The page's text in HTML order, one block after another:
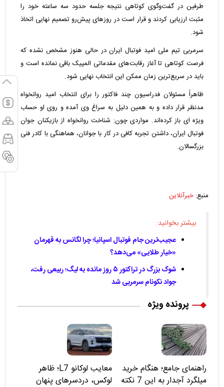
طرفین در گفت‌وگوی کوتاهی نتیجه جلسه حدود سه ساعته خود را
مثبت ارزیابی کردند و قرار است در روزهای پیش‌رو تصمیم نهایی اتخاذ
شود.
سرمربی تیم ملی امید فوتبال ایران در حالی هنوز مشخص نشده که
فرصت کوتاهی تا آغاز رقابت‌های مقدماتی المپیک باقی نمانده است و
باید در سریع‌ترین زمان ممکن این انتخاب نهایی شود.
ظاهراً مسئولان فدراسیون چند فاکتور را برای انتخاب امید روانخواه
مدنظر قرار داده و به همین دلیل به سراغ وی آمده و روی او حساب
ویژه ای باز کرده‌اند. مواردی چون: شناخت روانخواه از بازیکنان جوان
فوتبال ایران، داشتن تجربه کافی در کار با جوانان، هماهنگی با کادر فنی
بزرگسالان.
منبع: خبرآنلاین
بیشتر بخوانید:
عجیب‌ترین جام فوتبال اسپانیا؛ چرا لگانس به قهرمان
«خیار طلایی» می‌دهد؟
شوک بزرگ در تراکتور ۵ روز مانده به لیگ؛ ربیعی رفت،
جواد نکونام سرمربی شد
پرونده ویژه
راهنمای جامع؛ هنگام خرید
میلگرد آجدار به این 7 نکته
معایب لوکانو L7؛ ظاهر
لوکس، دردسرهای پنهان